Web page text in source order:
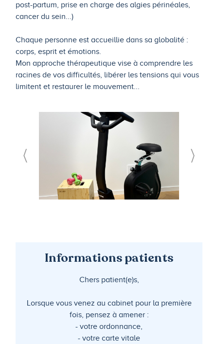
post-partum, prise en charge des algies périnéales,
cancer du sein...)
Chaque personne est accueillie dans sa globalité :
corps, esprit et émotions.
Mon approche thérapeutique vise à comprendre les
racines de vos difficultés, libérer les tensions qui vous
limitent et restaurer le mouvement...
Informations patients
Chers patient(e)s,
Lorsque vous venez au cabinet pour la première
fois, pensez à amener :
- votre ordonnance,
- votre carte vitale